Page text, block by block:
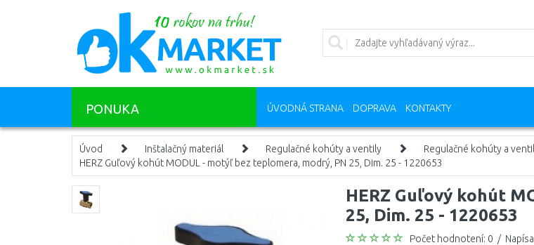
PONUKA ÚVODNÁ STRANA DOPRAVA KONTAKTY
Úvod Inštalačný materiál Regulačné kohúty a ventily
Regulačné kohúty a
HERZ Guľový kohút MODUL - motýľ bez teplomera, modrý, PN 25, Dim. 25 - 1220653
HERZ Guľový kohút
25, Dim. 25 - 1220653
Počet hodnotení: 0 /